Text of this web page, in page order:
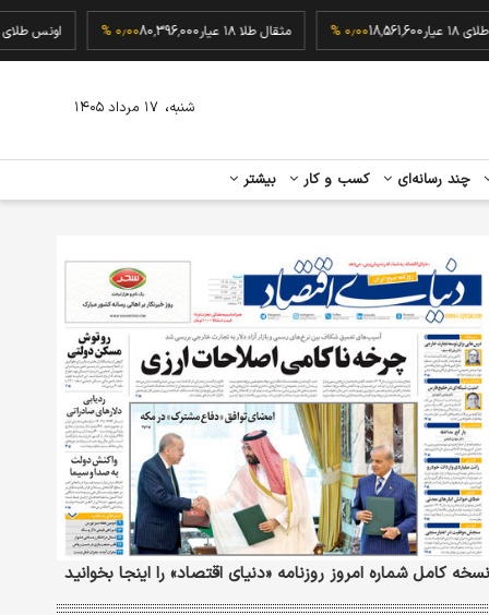
گرم طلای ۱۸ عیار 18,561,600۰٫۰۰ % مثقال طلا ۱۸ عیار 80,396,000۰٫۰۰ % اونس
چند رسانه‌ای کسب و کار بیشتر
شنبه، ۱۷ مرداد ۱۴۰۵
نسخه کامل شماره امروز روزنامه «دنیای‌ اقتصاد» را اینجا بخوانید